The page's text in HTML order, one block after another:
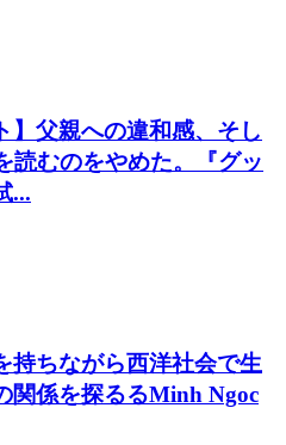
】父親への違和感、そし
読むのをやめた。『グッ
...
持ちながら西洋社会で生
関係を探るるMinh Ngoc